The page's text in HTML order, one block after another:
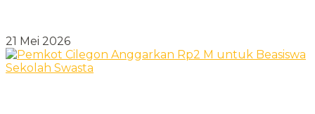
21 Mei 2026